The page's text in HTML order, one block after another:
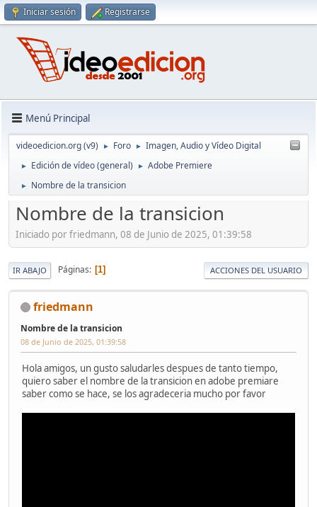
Iniciar sesión Registrarse
Menú Principal
videoedicion.org (v9) ► Foro ► Imagen, Audio y Vídeo Digital
► Edición de vídeo (general) ► Adobe Premiere
► Nombre de la transicion
Nombre de la transicion
Iniciado por friedmann, 08 de Junio de 2025, 01:39:58
IR ABAJO Páginas 1 ACCIONES DEL USUARIO
friedmann
Nombre de la transicion
08 de Junio de 2025, 01:39:58
Hola amigos, un gusto saludarles despues de tanto tiempo,
quiero saber el nombre de la transicion en adobe premiare
saber como se hace, se los agradeceria mucho por favor